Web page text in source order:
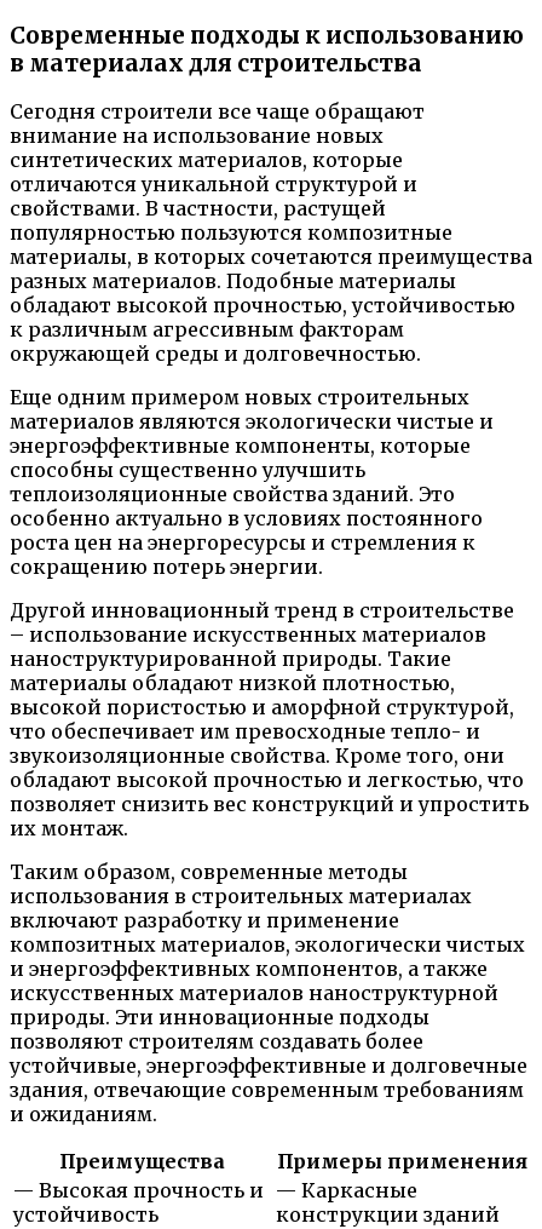
Современные подходы к использованию
в материалах для строительства
Сегодня строители все чаще обращают
внимание на использование новых
синтетических материалов, которые
отличаются уникальной структурой и
свойствами. В частности, растущей
популярностью пользуются композитные
материалы, в которых сочетаются преимущества
разных материалов. Подобные материалы
обладают высокой прочностью, устойчивостью
к различным агрессивным факторам
окружающей среды и долговечностью.
Еще одним примером новых строительных
материалов являются экологически чистые и
энергоэффективные компоненты, которые
способны существенно улучшить
теплоизоляционные свойства зданий. Это
особенно актуально в условиях постоянного
роста цен на энергоресурсы и стремления к
сокращению потерь энергии.
Другой инновационный тренд в строительстве
– использование искусственных материалов
наноструктурированной природы. Такие
материалы обладают низкой плотностью,
высокой пористостью и аморфной структурой,
что обеспечивает им превосходные тепло- и
звукоизоляционные свойства. Кроме того, они
обладают высокой прочностью и легкостью, что
позволяет снизить вес конструкций и упростить
их монтаж.
Таким образом, современные методы
использования в строительных материалах
включают разработку и применение
композитных материалов, экологически чистых
и энергоэффективных компонентов, а также
искусственных материалов наноструктурной
природы. Эти инновационные подходы
позволяют строителям создавать более
устойчивые, энергоэффективные и долговечные
здания, отвечающие современным требованиям
и ожиданиям.
Преимущества
Примеры применения
— Высокая прочность и
устойчивость
— Каркасные
конструкции зданий